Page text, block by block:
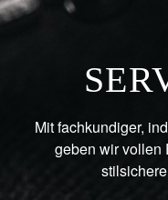
Mit fachkundiger,
geben wir vollen